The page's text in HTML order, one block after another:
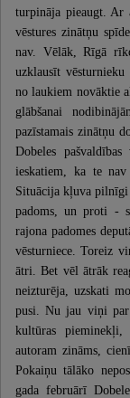
turpināja pieaugt. Ar
vēstures zinātņu
nav. Vēlāk, Rīgā
uzklausīt
no laukiem novāktie
glābšanai
pazīstamais zinātņu
Dobeles
ieskatiem, ka te nav
Situācija kļuva pilnīgi
padoms, un proti -
rajona padomes
vēsturniece. Toreiz
ātri. Bet vēl ātrāk
neizturēja, uzskati
pusi. Nu jau viņi
kultūras
autoram zināms,
Pokaiņu tālāko
gada februārī